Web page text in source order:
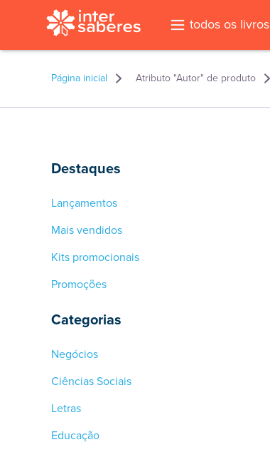
todos os livros
Página inicial Atributo "Autor" de produto
Destaques
Lançamentos
Mais vendidos
Kits promocionais
Promoções
Categorias
Negócios
Ciências Sociais
Letras
Educação